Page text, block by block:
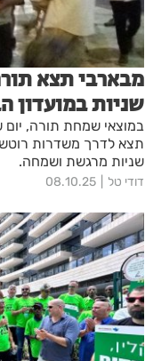
מבארבי תצא
שניות במועדון
שניות מרגשת ושמחה.
דודי טל 08.10.25